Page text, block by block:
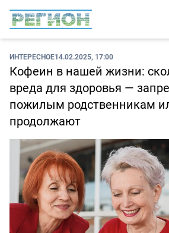
ИНТЕРЕСНОЕ14.02.2025, 17:00
Кофеин в нашей жизни:
вреда для здоровья —
пожилым родственникам
продолжают